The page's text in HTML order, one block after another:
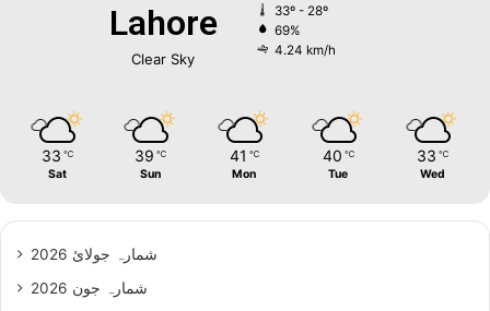
Lahore
Clear Sky
33º - 28º
69%
4.24 km/h
33 ℃
Sat
39 ℃
Sun
41 ℃
Mon
40 ℃
Tue
33 ℃
Wed
شمارہ جولائ 2026
شمارہ جون 2026